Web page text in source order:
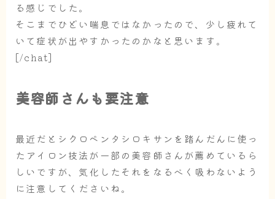
る感じでした。
そこまでひどい喘息ではなかったので、少し疲れて
いて症状が出やすかったのかなと思います。
[/chat]
美容師さんも要注意
最近だとシクロペンタシロキサンを踏んだんに使っ
たアイロン技法が一部の美容師さんが薦めているら
しいですが、気化したそれをなるべく吸わないよう
に注意してくださいね。